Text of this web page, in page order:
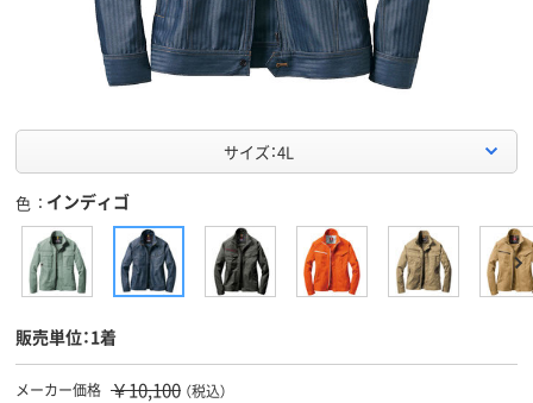
サイズ：4L
色 インディゴ
販売単位：1着
メーカー価格 ￥10,100 （税込）